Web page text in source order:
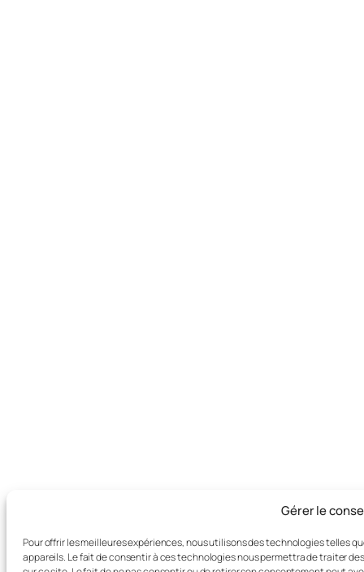
Gérer le
Pour offrir les meilleures expériences, nous utilisons des technologies telles
appareils. Le fait de consentir à ces technologies nous permettra de traiter